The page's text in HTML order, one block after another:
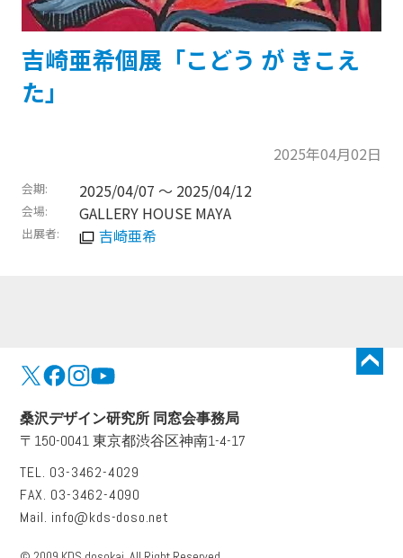
吉崎亜希個展「こどう が きこえ
た」
2025年04月02日
会期 2025/04/07 〜 2025/04/12
会場 GALLERY HOUSE MAYA
出展者 吉崎亜希
桑沢デザイン研究所 同窓会事務局
〒150-0041 東京都渋谷区神南1-4-17
TEL. 03-3462-4029
FAX. 03-3462-4090
Mail. info@kds-doso.net